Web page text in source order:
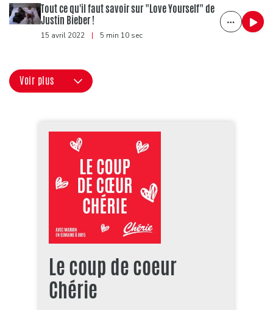
Tout ce qu'il faut savoir sur "Love Yourself" de
Justin Bieber !
15 avril 2022 | 5 min 10 sec
Voir plus
Le coup de coeur
Chérie